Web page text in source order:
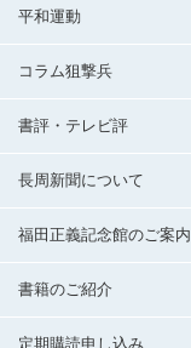
平和運動
コラム狙撃兵
書評・テレビ評
長周新聞について
福田正義記念館のご案内
書籍のご紹介
定期購読申し込み